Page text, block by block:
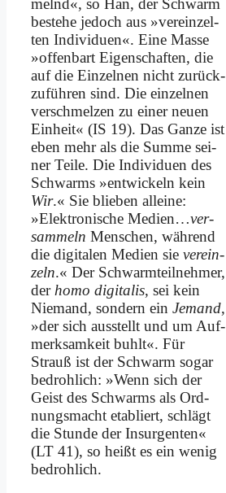
melnd«, so Han, der Schwarm
be­stehe je­doch aus »ver­ein­zel­
ten In­di­vi­du­en«. Ei­ne Mas­se
»of­fen­bart Ei­gen­schaf­ten, die
auf die Ein­zel­nen nicht zu­rück­
zu­füh­ren sind. Die ein­zel­nen
ver­schmel­zen zu ei­ner neu­en
Ein­heit« (IS 19). Das Gan­ze ist
eben mehr als die Sum­me sei­
ner Tei­le. Die In­di­vi­du­en des
Schwarms »ent­wickeln kein
Wir.« Sie blie­ben al­lei­ne:
»Elek­tro­ni­sche Me­di­en…ver­
sam­meln Men­schen, wäh­rend
die di­gi­ta­len Me­di­en sie ver­ein­
zeln.« Der Schwarm­teil­neh­mer,
der ho­mo di­gi­ta­lis, sei kein
Nie­mand, son­dern ein Je­mand,
»der sich aus­stellt und um Auf­
merk­sam­keit buhlt«. Für
Strauß ist der Schwarm so­gar
be­droh­lich: »Wenn sich der
Geist des Schwarms als Ord­
nungs­macht eta­bliert, schlägt
die Stun­de der Insur­gen­ten«
(LT 41), so heißt es ein we­nig
be­droh­lich.